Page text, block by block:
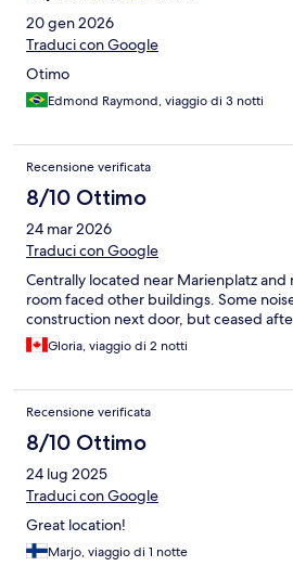
20 gen 2026
Traduci con Google
Otimo
Edmond Raymond, viaggio di 3 notti
Recensione verificata
8/10 Ottimo
24 mar 2026
Traduci con Google
Centrally located near Marienplatz and
room faced other buildings. Some
construction next door, but ceased
Gloria, viaggio di 2 notti
Recensione verificata
8/10 Ottimo
24 lug 2025
Traduci con Google
Great location!
Marjo, viaggio di 1 notte